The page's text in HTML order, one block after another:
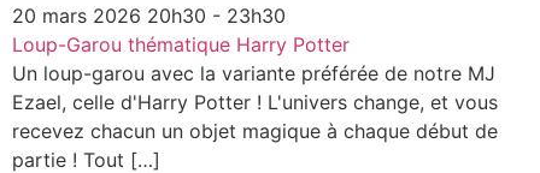
20 mars 2026 20h30 - 23h30
Loup-Garou thématique Harry Potter
Un loup-garou avec la variante préférée de notre MJ
Ezael, celle d'Harry Potter ! L'univers change, et vous
recevez chacun un objet magique à chaque début de
partie ! Tout […]